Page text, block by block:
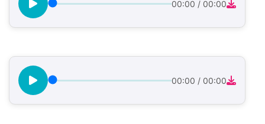
00:00 / 00:00
00:00 / 00:00